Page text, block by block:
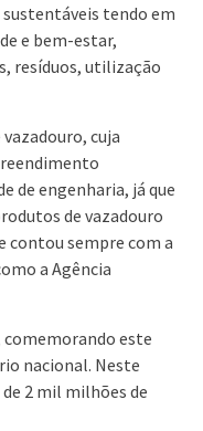
sustentáveis tendo em
e bem-estar,
resíduos, utilização
cuja
de engenharia, já que
de vazadouro
contou sempre com a
a Agência
este
nacional. Neste
2 mil milhões de